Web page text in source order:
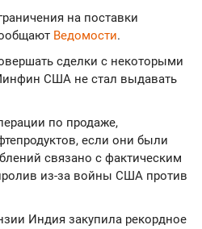
на поставки
Ведомости.
сделки с некоторыми
США не стал выдавать
по продаже,
если они были
связано с фактическим
из-за войны США против
Индия закупила рекордное